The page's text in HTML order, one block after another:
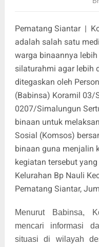
Pematang Siantar |
adalah salah satu
warga binaannya
silaturahmi agar lebih
ditegaskan oleh
(Babinsa) Koramil 03/
0207/Simalungun
binaan untuk
Sosial (Komsos)
binaan guna menjalin
kegiatan tersebut
Kelurahan Bp Nauli
Pematang Siantar,
Menurut Babinsa,
mencari informasi
situasi di wilayah